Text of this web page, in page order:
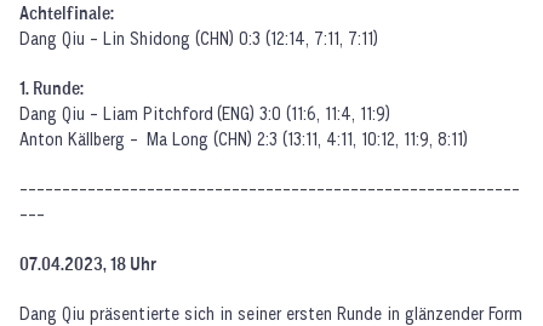
Achtelfinale:
Dang Qiu - Lin Shidong (CHN) 0:3 (12:14, 7:11, 7:11)
1. Runde:
Dang Qiu - Liam Pitchford (ENG) 3:0 (11:6, 11:4, 11:9)
Anton Källberg - Ma Long (CHN) 2:3 (13:11, 4:11, 10:12, 11:9, 8:11)
-----------------------------------------------------------
---
07.04.2023, 18 Uhr
Dang Qiu präsentierte sich in seiner ersten Runde in glänzender Form